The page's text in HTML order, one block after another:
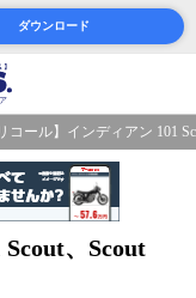
ダウンロード
リコール】インディアン 101
、Scout